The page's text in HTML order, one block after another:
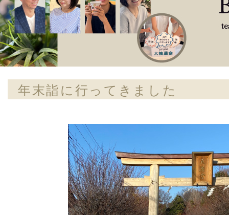
年末詣に行ってきました